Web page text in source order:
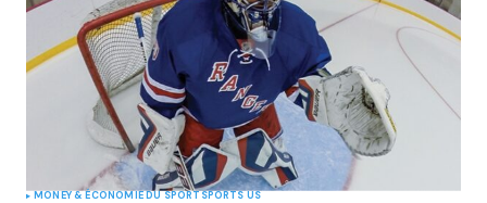
MONEY & ÉCONOMIE DU SPORTSPORTS US